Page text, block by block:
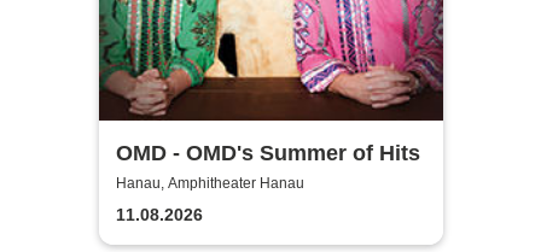
OMD - OMD's Summer of Hits
Hanau, Amphitheater Hanau
11.08.2026